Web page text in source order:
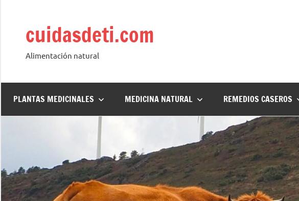
contenidocuidasdeti.com
Alimentación natural
PLANTAS MEDICINALES MEDICINA NATURAL REMEDIOS CASEROS